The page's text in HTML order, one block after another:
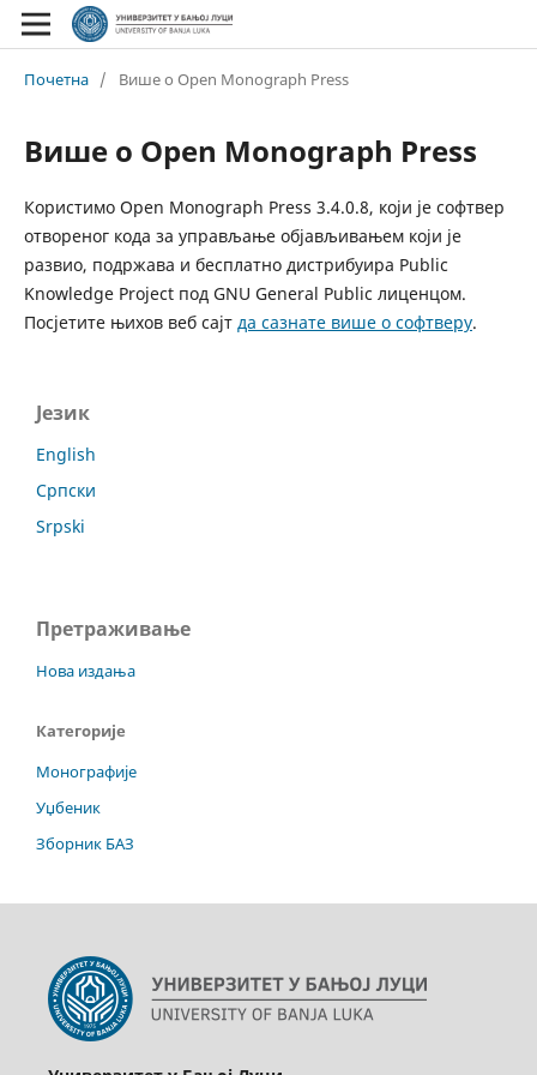
Почетна / Више о Open Monograph Press
Више о Open Monograph Press
Користимо Open Monograph Press 3.4.0.8, који је софтвер
отвореног кода за управљање објављивањем који је
развио, подржава и бесплатно дистрибуира Public
Knowledge Project под GNU General Public лиценцом.
Посјетите њихов веб сајт да сазнате више о софтверу.
Језик
English
Српски
Srpski
Претраживање
Нова издања
Категорије
Монографије
Уџбеник
Зборник БАЗ